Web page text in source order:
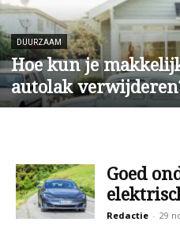
DUURZAAM
Hoe kun je
autolak
Goed
Redactie - 29